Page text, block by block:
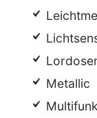
Metallic